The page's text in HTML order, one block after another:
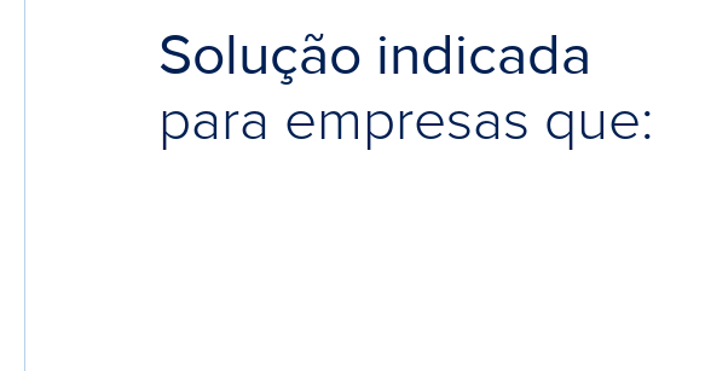
Solução indicada
para empresas que: